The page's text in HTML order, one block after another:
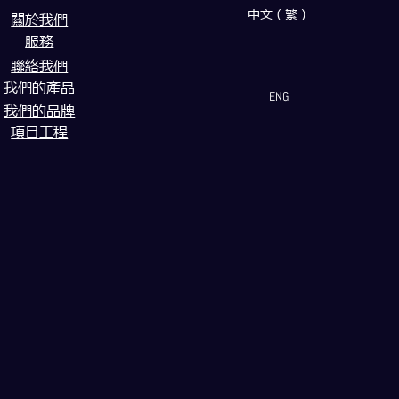
闗於我們
服務
聯絡我們
我們的產品
我們的品牌
項目工程
中文（繁）
ENG